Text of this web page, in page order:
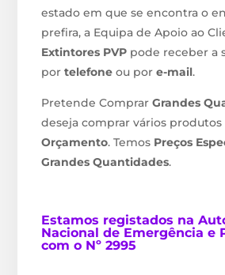
estado em que se encontra o
prefira, a Equipa de Apoio ao
Extintores PVP pode receber a
portelefone ou pore-mail.
Pretende ComprarGrandes
deseja comprar vários
Orçamento. Temos Preços
Grandes Quantidades.
Estamos registados na
Nacional de Emergência e
com o Nº 2995